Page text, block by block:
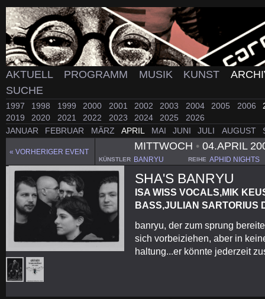
AKTUELL PROGRAMM MUSIK KUNST
SUCHE
1997 1998 1999 2000 2001 2002 2003 2004 2005 2006
2019
2020 2021 2022 2023 2024 2025
2026
JANUAR
FEBRUAR MÄRZ APRIL MAI JUNI JULI AUGUST
« VORHERIGER EVENT
MITTWOCH •04.APRIL
KÜNSTLER BANRYU REIHE APHID NIGHTS
SHA'S BANRYU
ISA WISS VOCALS,MIK
BASS,JULIAN SARTORIUS
banryu, der zum sprung
sich vorbeiziehen, aber in
haltung...er könnte jederzeit